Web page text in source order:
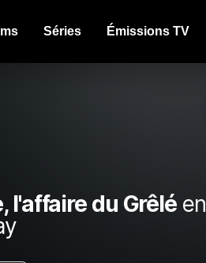
Séries Émissions TV
l'affaire du Grêléen